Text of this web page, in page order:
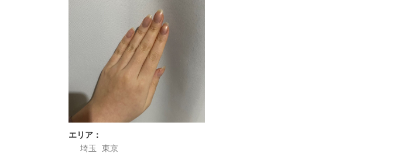
エリア：
埼玉
東京